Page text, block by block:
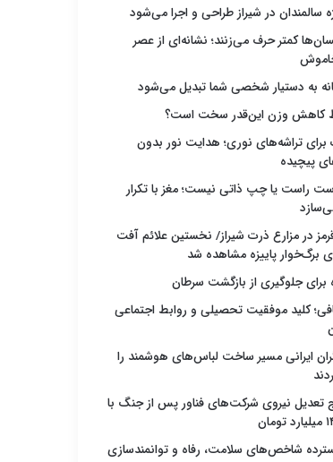
سالمندان در شیراز طراحی و اجرا می‌شود
کمتر حرف می‌زنند؛ نشانه‌ای از عصر
به دستیار شخصی شما تبدیل می‌شود
کاهش وزن این‌قدر سخت است؟
برای تراشه‌های نوری؛ هدایت نور بدون
پیچیده
راست یا چپ ذاتی نیست؛ مغز با تکرار
در مزارع ذرت شیراز/ نخستین علائم آفت
برگ‌خوار پاییزه مشاهده شد
برای جلوگیری از بازگشت سرطان
کلید موفقیت تحصیلی و روابط اجتماعی
ایرانی مسیر ساخت لباس‌های هوشمند را
تعدیل نیروی شرکت‌های فناور پس از جنگ با
شاخص‌های سلامت، رفاه و توانمندسازی